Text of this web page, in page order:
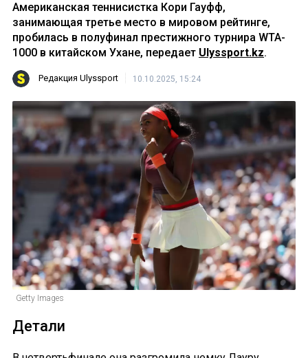
Американская теннисистка Кори Гауфф,
занимающая третье место в мировом рейтинге,
пробилась в полуфинал престижного турнира WTA-
1000 в китайском Ухане, передает Ulyssport.kz.
Редакция Ulyssport 10.10.2025, 15:24
Getty Images
Детали